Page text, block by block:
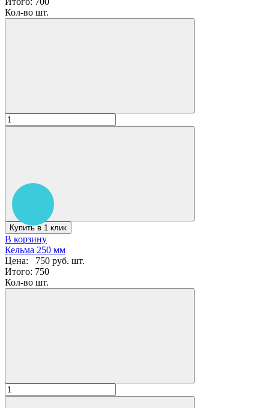
Кол-во шт.
Купить в 1 клик
В корзину
Кельма 250 мм
Цена:
750 руб. шт.
Итого: 750
Кол-во шт.